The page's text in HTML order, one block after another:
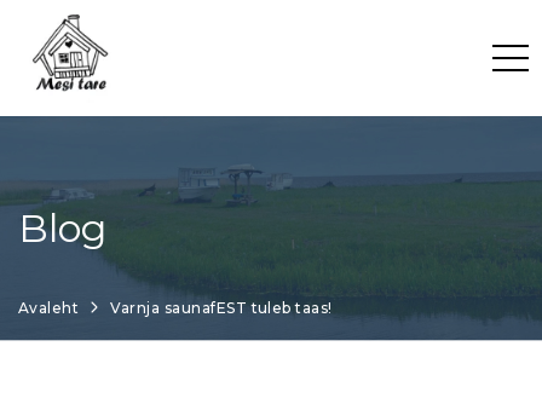
content
Blog
Avaleht Varnja saunafEST tuleb taas!